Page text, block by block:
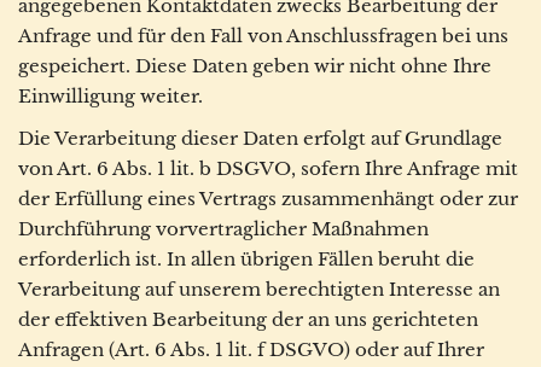
angegebenen Kontaktdaten zwecks Bearbeitung der
Anfrage und für den Fall von Anschlussfragen bei uns
gespeichert. Diese Daten geben wir nicht ohne Ihre
Einwilligung weiter.
Die Verarbeitung dieser Daten erfolgt auf Grundlage
von Art. 6 Abs. 1 lit. b DSGVO, sofern Ihre Anfrage mit
der Erfüllung eines Vertrags zusammenhängt oder zur
Durchführung vorvertraglicher Maßnahmen
erforderlich ist. In allen übrigen Fällen beruht die
Verarbeitung auf unserem berechtigten Interesse an
der effektiven Bearbeitung der an uns gerichteten
Anfragen (Art. 6 Abs. 1 lit. f DSGVO) oder auf Ihrer